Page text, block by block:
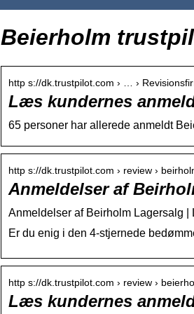
Beierholm
http s://dk.trustpilot.com › … ›
Læs kundernes
65 personer har allerede anmeldt
http s://dk.trustpilot.com › review ›
Anmeldelser af
Anmeldelser af Beirholm Lagersalg
Er du enig i den 4-stjernede
http s://dk.trustpilot.com › review ›
Læs kundernes